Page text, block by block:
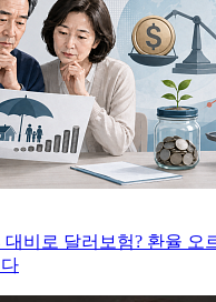
대비로 달러보험? 환율 오